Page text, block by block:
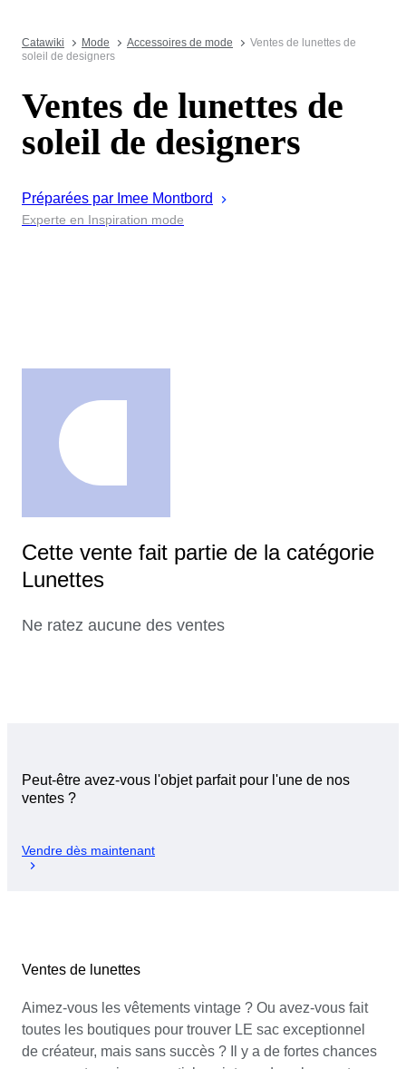
Catawiki Mode Accessoires de mode
Ventes de lunettes de
soleil de designers
Ventes de lunettes de
soleil de designers
Préparées par Imee Montbord
Experte en Inspiration mode
Cette vente fait partie de la catégorie
Lunettes
Ne ratez aucune des ventes
Peut-être avez-vous l'objet parfait pour l'une de nos
ventes ?
Vendre dès maintenant
Ventes de lunettes
Aimez-vous les vêtements vintage ? Ou avez-vous fait
toutes les boutiques pour trouver LE sac exceptionnel
de créateur, mais sans succès ? Il y a de fortes chances